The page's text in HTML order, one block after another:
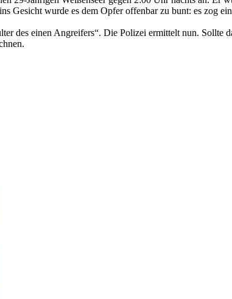
Gesicht wurde es dem Opfer offenbar zu bunt: es zog
des einen Angreifers“. Die Polizei ermittelt nun. Sollte